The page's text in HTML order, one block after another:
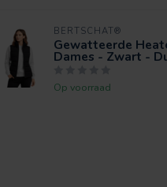
BERTSCHAT®
Gewatteerde
Dames - Zwart -
Op voorraad